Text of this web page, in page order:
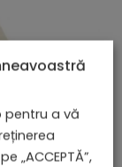
pentru a vă
„ACCEPTĂ”,